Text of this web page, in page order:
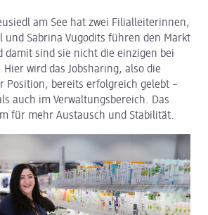
am See hat zwei Filialleiterinnen,
und Sabrina Vugodits führen den Markt
damit sind sie nicht die einzigen bei
wird das Jobsharing, also die
Position, bereits erfolgreich gelebt –
auch im Verwaltungsbereich. Das
für mehr Austausch und Stabilität.